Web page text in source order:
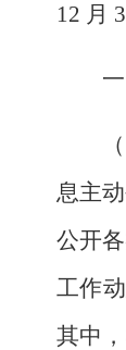
12 月
息主
公开
工作
其中